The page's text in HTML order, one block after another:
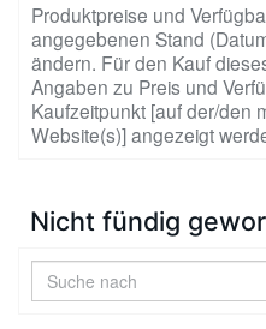
Produktpreise und
angegebenen Stand
ändern. Für den Kauf
Angaben zu Preis und
Kaufzeitpunkt [auf der/den
Website(s)] angezeigt
Nicht fündig